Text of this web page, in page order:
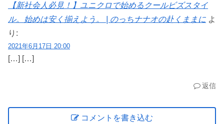
【新社会人必見！】ユニクロで始めるクールビズスタイ
ル。始めは安く揃えよう。 | のっちナナオの赴くままに よ
り:
2021年6月17日 20:00
[…] […]
返信
コメントを書き込む